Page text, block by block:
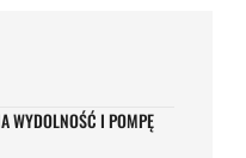
WYDOLNOŚĆ I POMPĘ